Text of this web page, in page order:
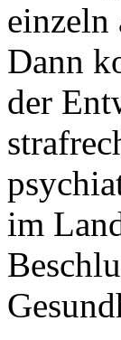
einzeln
Dann
der
im